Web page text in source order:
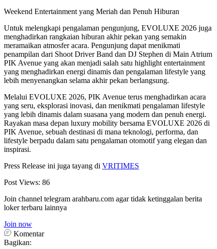
Weekend Entertainment yang Meriah dan Penuh Hiburan
Untuk melengkapi pengalaman pengunjung, EVOLUXE 2026 juga
menghadirkan rangkaian hiburan akhir pekan yang semakin
meramaikan atmosfer acara. Pengunjung dapat menikmati
penampilan dari Shoot Driver Band dan DJ Stephen di Main Atrium
PIK Avenue yang akan menjadi salah satu highlight entertainment
yang menghadirkan energi dinamis dan pengalaman lifestyle yang
lebih menyenangkan selama akhir pekan berlangsung.
Melalui EVOLUXE 2026, PIK Avenue terus menghadirkan acara
yang seru, eksplorasi inovasi, dan menikmati pengalaman lifestyle
yang lebih dinamis dalam suasana yang modern dan penuh energi.
Rayakan masa depan luxury mobility bersama EVOLUXE 2026 di
PIK Avenue, sebuah destinasi di mana teknologi, performa, dan
lifestyle berpadu dalam satu pengalaman otomotif yang elegan dan
inspirasi.
Press Release ini juga tayang di VRITIMES
Post Views: 86
Join channel telegram arahbaru.com agar tidak ketinggalan berita
loker terbaru lainnya
Join now
Komentar
Bagikan: